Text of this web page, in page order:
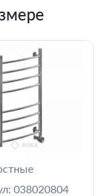
038020804